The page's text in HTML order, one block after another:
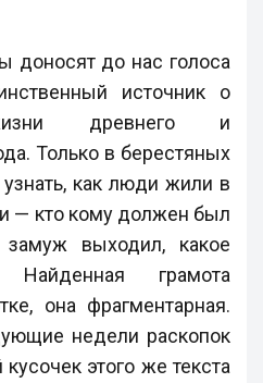
доносят до нас голоса
источник о
древнего и
Только в берестяных
как люди жили в
— кто кому должен был
выходил, какое
грамота
она фрагментарная.
недели раскопок
этого же текста